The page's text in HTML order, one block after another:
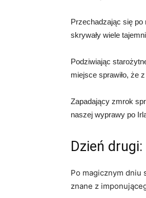
Przechadzając się po
skrywały wiele
Podziwiając
miejsce sprawiło, że
Zapadający⁣ zmrok
naszej ​wyprawy ‌po
Dzień
Po magicznym dniu
znane z